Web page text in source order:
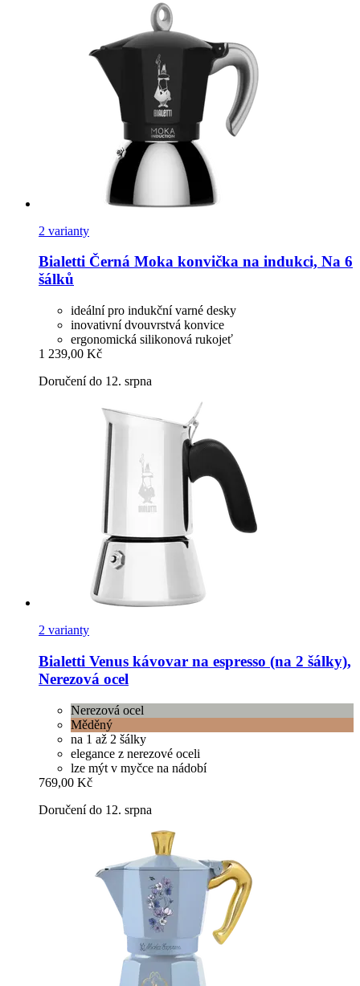
2 varianty
Bialetti Černá Moka konvička na indukci, Na 6
šálků
ideální pro indukční varné desky
inovativní dvouvrstvá konvice
ergonomická silikonová rukojeť
1 239,00 Kč
Doručení do 12. srpna
2 varianty
Bialetti Venus kávovar na espresso (na 2 šálky),
Nerezová ocel
Nerezová ocel
Měděný
na 1 až 2 šálky
elegance z nerezové oceli
lze mýt v myčce na nádobí
769,00 Kč
Doručení do 12. srpna